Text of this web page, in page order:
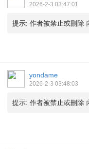
2026-2-3 03:47:01
提示: 作者被禁止或刪除
yondame
2026-2-3 03:48:03
提示: 作者被禁止或刪除